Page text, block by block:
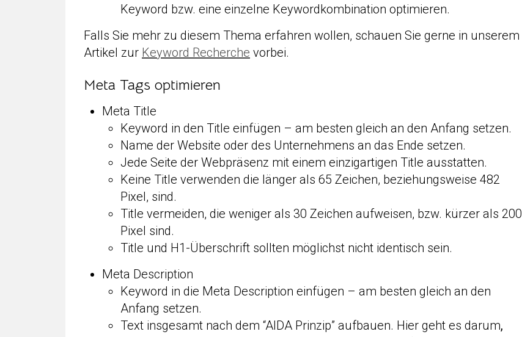
Keyword bzw. eine einzelne Keywordkombination optimieren.
Falls Sie mehr zu diesem Thema erfahren wollen, schauen Sie gerne in unserem
Artikel zur Keyword Recherche vorbei.
Meta Tags optimieren
Meta Title
Keyword in den Title einfügen – am besten gleich an den Anfang setzen.
Name der Website oder des Unternehmens an das Ende setzen.
Jede Seite der Webpräsenz mit einem einzigartigen Title ausstatten.
Keine Title verwenden die länger als 65 Zeichen, beziehungsweise 482
Pixel, sind.
Title vermeiden, die weniger als 30 Zeichen aufweisen, bzw. kürzer als 200
Pixel sind.
Title und H1-Überschrift sollten möglichst nicht identisch sein.
Meta Description
Keyword in die Meta Description einfügen – am besten gleich an den
Anfang setzen.
Text insgesamt nach dem “AIDA Prinzip” aufbauen. Hier geht es darum,